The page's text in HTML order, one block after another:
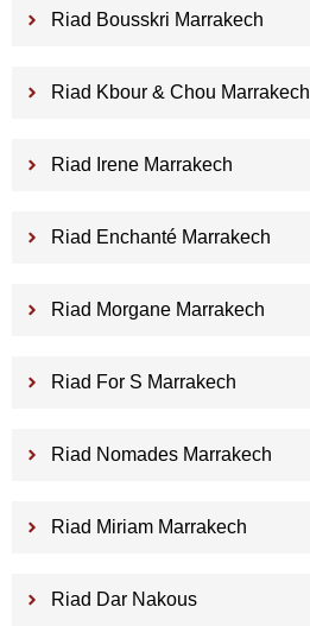
Riad Bousskri Marrakech
Riad Kbour & Chou Marrakech
Riad Irene Marrakech
Riad Enchanté Marrakech
Riad Morgane Marrakech
Riad For S Marrakech
Riad Nomades Marrakech
Riad Miriam Marrakech
Riad Dar Nakous